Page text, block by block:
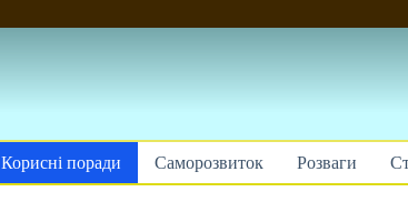
Корисні поради Саморозвиток Розваги